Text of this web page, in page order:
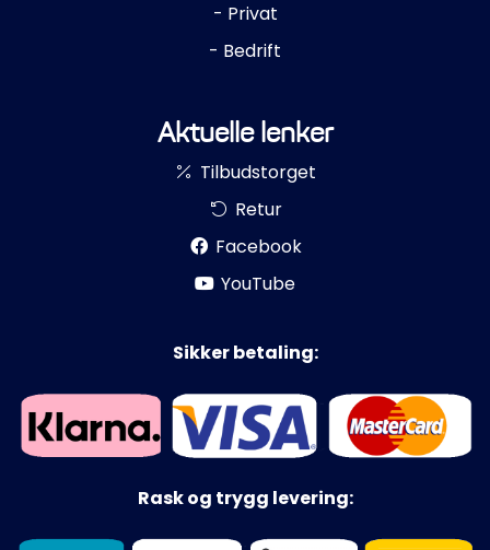
- Privat
- Bedrift
Aktuelle lenker
Tilbudstorget
Retur
Facebook
YouTube
Sikker betaling:
Rask og trygg levering: